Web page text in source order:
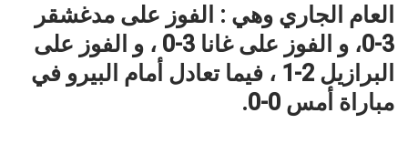
العام الجاري وهي : الفوز على مدغشقر
3-0، و الفوز على غانا 3-0 ، و الفوز على
البرازيل 2-1 ، فيما تعادل أمام البيرو في
مباراة أمس 0-0.